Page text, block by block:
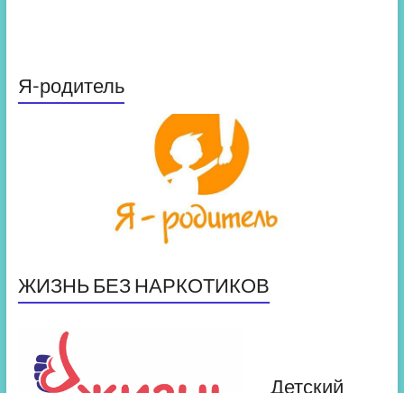
Я-родитель
ЖИЗНЬ БЕЗ НАРКОТИКОВ
Детский